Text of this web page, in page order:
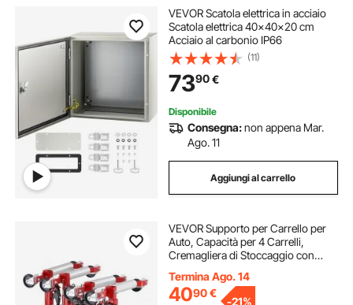
VEVOR Scatola elettrica in acciaio
Scatola elettrica 40x40x20 cm
Acciaio al carbonio IP66
(11)
7390€
Disponibile
Consegna:non appena Mar.
Ago. 11
Aggiungi al carrello
VEVOR Supporto per Carrello per
Auto, Capacità per 4 Carrelli,
Cremagliera di Stoccaggio con
di Stoccaggio per Cavalletti,
Compatibile con Maggior Parte dei
Termina Ago. 14
4090€
-21%